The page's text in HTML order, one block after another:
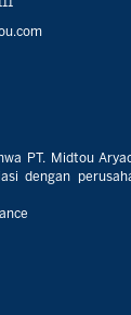
PT. Midtou
dengan